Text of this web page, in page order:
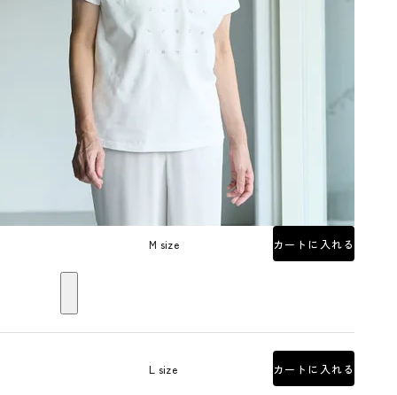
M size カートに入れる
L size カートに入れる